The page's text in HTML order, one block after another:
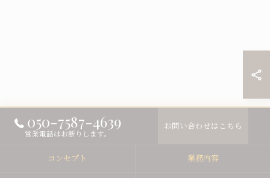
050-7587-4639
営業電話はお断りします。
お問い合わせはこちら
コンセプト 業務内容